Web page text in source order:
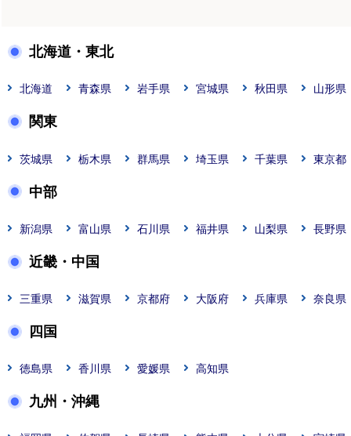
北海道・東北
北海道 青森県 岩手県 宮城県 秋田県 山形県
関東
茨城県 栃木県 群馬県 埼玉県 千葉県 東京都
中部
新潟県 富山県 石川県 福井県 山梨県 長野県
近畿・中国
三重県 滋賀県 京都府 大阪府 兵庫県 奈良県
四国
徳島県 香川県 愛媛県 高知県
九州・沖縄